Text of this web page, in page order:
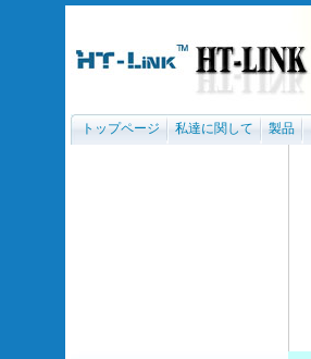
トップページ 私達に関して 製品